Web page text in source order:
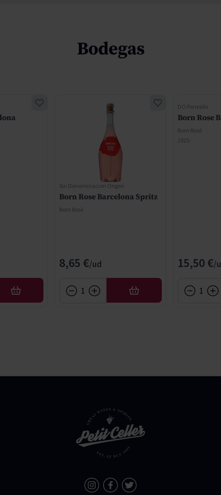
Bodegas
AÑADIR
Sin Denominacion Origen
Born Rose Barcelona Spritz
Born Rosé
8,65 €
AÑADIR
DO Penedès
Born Rose
Born Rosé
2025
15,50 €